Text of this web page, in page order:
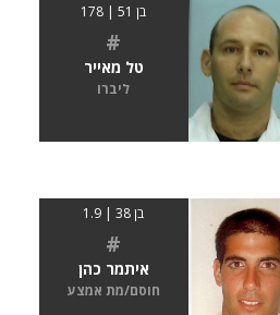
בן 51 | 178
#
טל מאייר
ליברו
בן 38 | 1.9
#
איתמר כהן
חוסם/מת אמצע